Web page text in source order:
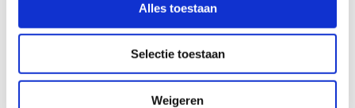
Alles toestaan
Selectie toestaan
Weigeren
Veelgestelde vragen